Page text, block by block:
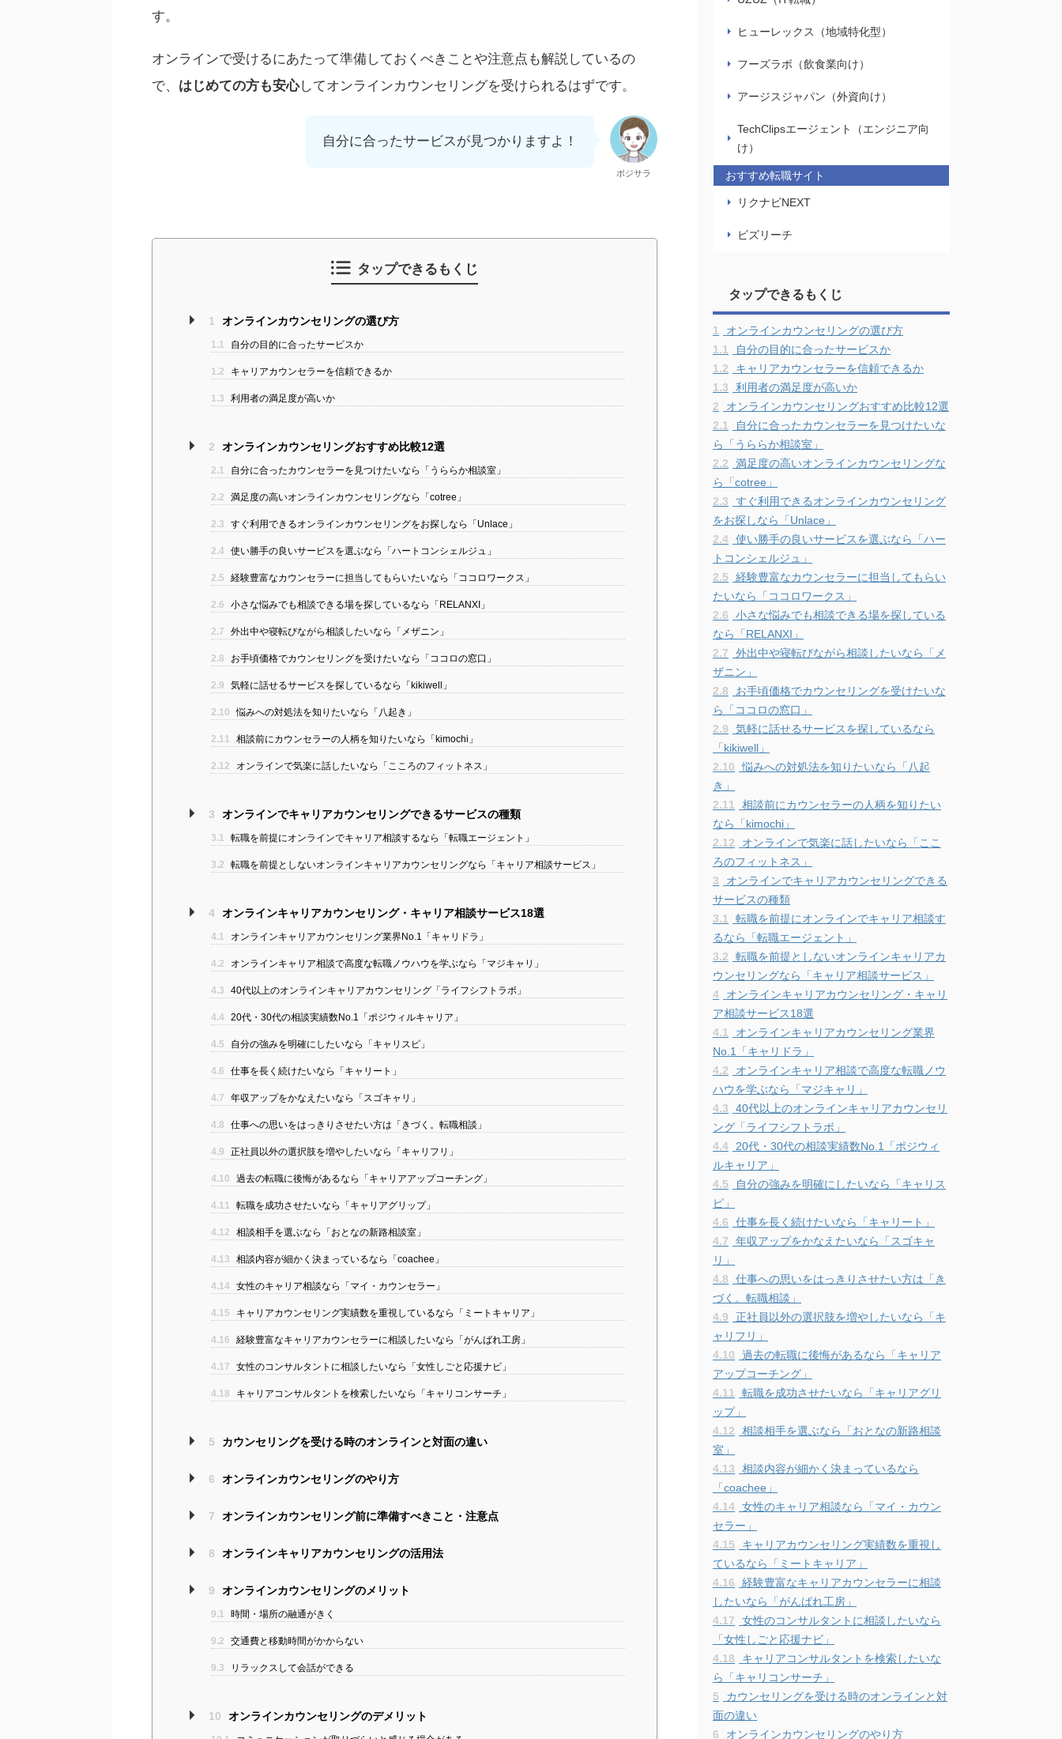
す。
オンラインで受けるにあたって準備しておくべきことや注意点も解説しているの
で、 はじめての方も安心してオンラインカウンセリングを受けられるはずです。
自分に合ったサービスが見つかりますよ！
ポジサラ
タップできるもくじ
1 オンラインカウンセリングの選び方
1.1 自分の目的に合ったサービスか
1.2 キャリアカウンセラーを信頼できるか
1.3 利用者の満足度が高いか
2 オンラインカウンセリングおすすめ比較12選
2.1 自分に合ったカウンセラーを見つけたいなら「うららか相談室」
2.2 満足度の高いオンラインカウンセリングなら「cotree」
2.3 すぐ利用できるオンラインカウンセリングをお探しなら「Unlace」
2.4 使い勝手の良いサービスを選ぶなら「ハートコンシェルジュ」
2.5 経験豊富なカウンセラーに担当してもらいたいなら「ココロワークス」
2.6 小さな悩みでも相談できる場を探しているなら「RELANXI」
2.7 外出中や寝転びながら相談したいなら「メザニン」
2.8 お手頃価格でカウンセリングを受けたいなら「ココロの窓口」
2.9 気軽に話せるサービスを探しているなら「kikiwell」
2.10 悩みへの対処法を知りたいなら「八起き」
2.11 相談前にカウンセラーの人柄を知りたいなら「kimochi」
2.12 オンラインで気楽に話したいなら「こころのフィットネス」
3 オンラインでキャリアカウンセリングできるサービスの種類
3.1 転職を前提にオンラインでキャリア相談するなら「転職エージェント」
3.2 転職を前提としないオンラインキャリアカウンセリングなら「キャリア相談サービス」
4 オンラインキャリアカウンセリング・キャリア相談サービス18選
4.1 オンラインキャリアカウンセリング業界No.1「キャリドラ」
4.2 オンラインキャリア相談で高度な転職ノウハウを学ぶなら「マジキャリ」
4.3 40代以上のオンラインキャリアカウンセリング「ライフシフトラボ」
4.4 20代・30代の相談実績数No.1「ポジウィルキャリア」
4.5 自分の強みを明確にしたいなら「キャリスピ」
4.6 仕事を長く続けたいなら「キャリート」
4.7 年収アップをかなえたいなら「スゴキャリ」
4.8 仕事への思いをはっきりさせたい方は「きづく。転職相談」
4.9 正社員以外の選択肢を増やしたいなら「キャリフリ」
4.10 過去の転職に後悔があるなら「キャリアアップコーチング」
4.11 転職を成功させたいなら「キャリアグリップ」
4.12 相談相手を選ぶなら「おとなの新路相談室」
4.13 相談内容が細かく決まっているなら「coachee」
4.14 女性のキャリア相談なら「マイ・カウンセラー」
4.15 キャリアカウンセリング実績数を重視しているなら「ミートキャリア」
4.16 経験豊富なキャリアカウンセラーに相談したいなら「がんばれ工房」
4.17 女性のコンサルタントに相談したいなら「女性しごと応援ナビ」
4.18 キャリアコンサルタントを検索したいなら「キャリコンサーチ」
5 カウンセリングを受ける時のオンラインと対面の違い
6 オンラインカウンセリングのやり方
7 オンラインカウンセリング前に準備すべきこと・注意点
8 オンラインキャリアカウンセリングの活用法
9 オンラインカウンセリングのメリット
9.1 時間・場所の融通がきく
9.2 交通費と移動時間がかからない
9.3 リラックスして会話ができる
10 オンラインカウンセリングのデメリット
ヒューレックス（地域特化型）
フーズラボ（飲食業向け）
アージスジャパン（外資向け）
TechClipsエージェント（エンジニア向
け）
おすすめ転職サイト
リクナビNEXT
ビズリーチ
タップできるもくじ
1
オンラインカウンセリングの選び方
1.1
自分の目的に合ったサービスか
1.2
キャリアカウンセラーを信頼できるか
1.3
利用者の満足度が高いか
2
オンラインカウンセリングおすすめ比較12選
2.1
自分に合ったカウンセラーを見つけたいな
ら「うららか相談室」
2.2
満足度の高いオンラインカウンセリングな
ら「cotree」
2.3
すぐ利用できるオンラインカウンセリング
をお探しなら「Unlace」
2.4 使い勝手の良いサービスを選ぶなら「ハー
トコンシェルジュ」
2.5
経験豊富なカウンセラーに担当してもらい
たいなら「ココロワークス」
2.6
小さな悩みでも相談できる場を探している
なら「RELANXI」
2.7
外出中や寝転びながら相談したいなら「メ
ザニン」
2.8
お手頃価格でカウンセリングを受けたいな
ら「ココロの窓口」
2.9
気軽に話せるサービスを探しているなら
「kikiwell」
2.10 悩みへの対処法を知りたいなら「八起
き」
2.11
相談前にカウンセラーの人柄を知りたい
なら「kimochi」
2.12
オンラインで気楽に話したいなら「ここ
ろのフィットネス」
3
オンラインでキャリアカウンセリングできる
サービスの種類
3.1
転職を前提にオンラインでキャリア相談す
るなら「転職エージェント」
3.2
転職を前提としないオンラインキャリアカ
ウンセリングなら「キャリア相談サービス」
4
オンラインキャリアカウンセリング・キャリ
ア相談サービス18選
4.1
オンラインキャリアカウンセリング業界
No.1「キャリドラ」
4.2
オンラインキャリア相談で高度な転職ノウ
ハウを学ぶなら「マジキャリ」
4.3
40代以上のオンラインキャリアカウンセリ
ング「ライフシフトラボ」
4.4
20代・30代の相談実績数No.1「ポジウィ
ルキャリア」
4.5
自分の強みを明確にしたいなら「キャリス
ピ」
4.6
仕事を長く続けたいなら「キャリート」
4.7
年収アップをかなえたいなら「スゴキャ
リ」
4.8
仕事への思いをはっきりさせたい方は「き
づく。転職相談」
4.9
正社員以外の選択肢を増やしたいなら「キ
ャリフリ」
4.10
過去の転職に後悔があるなら「キャリア
アップコーチング」
4.11
転職を成功させたいなら「キャリアグリ
ップ」
4.12
相談相手を選ぶなら「おとなの新路相談
室」
4.13
相談内容が細かく決まっているなら
「coachee」
4.14 女性のキャリア相談なら「マイ・カウン
セラー」
4.15
キャリアカウンセリング実績数を重視し
ているなら「ミートキャリア」
4.16
経験豊富なキャリアカウンセラーに相談
したいなら「がんばれ工房」
4.17
女性のコンサルタントに相談したいなら
「女性しごと応援ナビ」
4.18
キャリアコンサルタントを検索したいな
ら「キャリコンサーチ」
5
カウンセリングを受ける時のオンラインと対
面の違い
6
オンラインカウンセリングのやり方